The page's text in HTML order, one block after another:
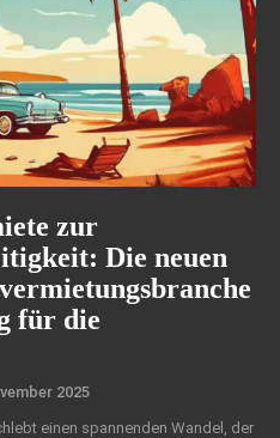
zur
Die neuen
für die
2025
einen spannenden Wandel, der